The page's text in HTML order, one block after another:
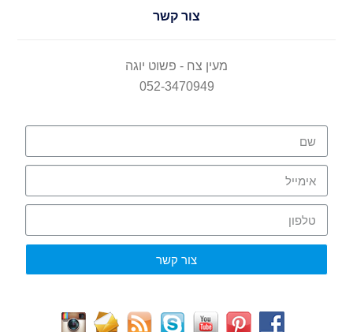
צור קשר
מעין צח - פשוט יוגה
052-3470949
צור קשר